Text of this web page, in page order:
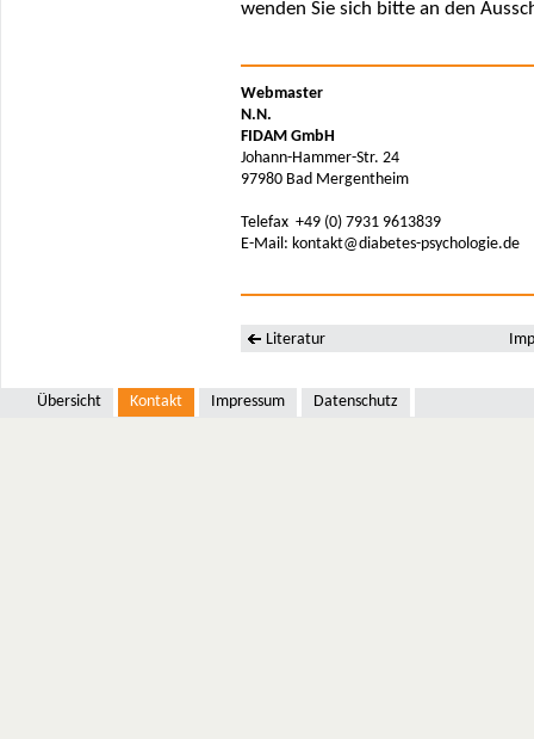
wenden Sie sich bitte an den
Webmaster
N.N.
FIDAM GmbH
Johann-Hammer-Str. 24
97980 Bad Mergentheim
Telefax +49 (0) 7931 9613839
E-Mail: kontakt@diabetes-psychologie.de
Literatur
Übersicht Kontakt Impressum Datenschutz